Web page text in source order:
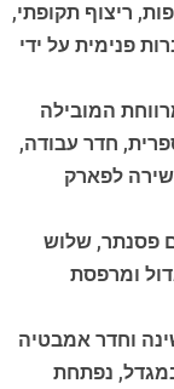
ריצוף תקופתי,
פנימית על ידי
המובילה
חדר עבודה,
לפארק
פסנתר, שלוש
ומרפסת
וחדר אמבטיה
נפתחת